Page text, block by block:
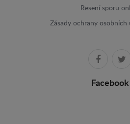
Resení sporu
Zásady ochrany osobních
Facebook